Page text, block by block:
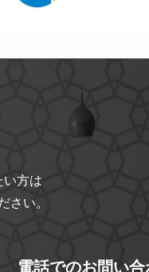
い方は
さい。
電話でのお問い合